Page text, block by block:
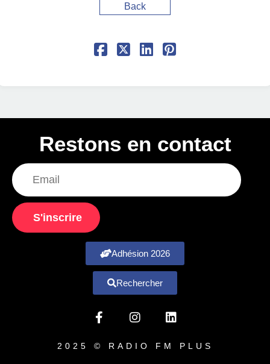
Back
Restons en contact
S'inscrire
Adhésion 2026
Rechercher
2025 © RADIO FM PLUS